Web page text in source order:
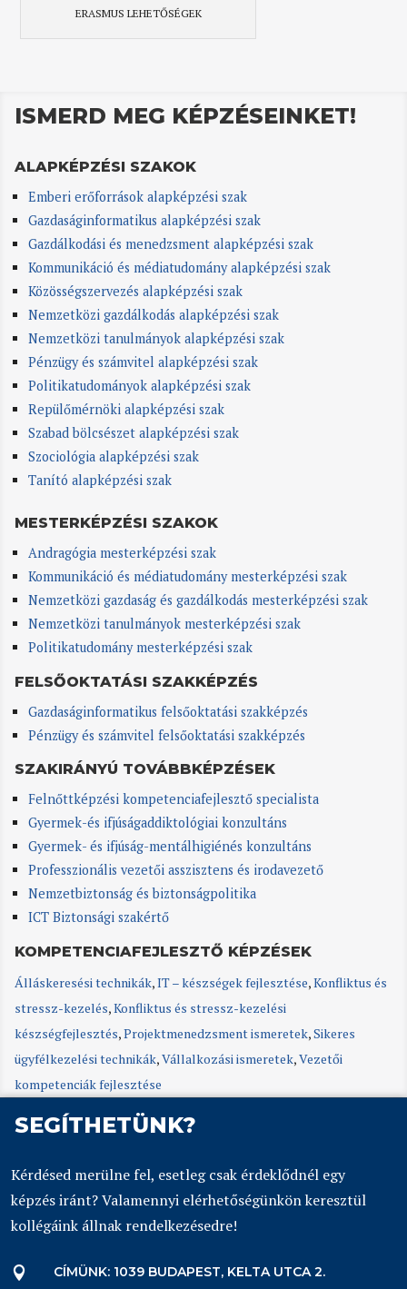
ERASMUS LEHETŐSÉGEK
ISMERD MEG KÉPZÉSEINKET!
ALAPKÉPZÉSI SZAKOK
Emberi erőforrások alapképzési szak
Gazdaságinformatikus alapképzési szak
Gazdálkodási és menedzsment alapképzési szak
Kommunikáció és médiatudomány alapképzési szak
Közösségszervezés alapképzési szak
Nemzetközi gazdálkodás alapképzési szak
Nemzetközi tanulmányok alapképzési szak
Pénzügy és számvitel alapképzési szak
Politikatudományok alapképzési szak
Repülőmérnöki alapképzési szak
Szabad bölcsészet alapképzési szak
Szociológia alapképzési szak
Tanító alapképzési szak
MESTERKÉPZÉSI SZAKOK
Andragógia mesterképzési szak
Kommunikáció és médiatudomány mesterképzési szak
Nemzetközi gazdaság és gazdálkodás mesterképzési szak
Nemzetközi tanulmányok mesterképzési szak
Politikatudomány mesterképzési szak
FELSŐOKTATÁSI SZAKKÉPZÉS
Gazdaságinformatikus felsőoktatási szakképzés
Pénzügy és számvitel felsőoktatási szakképzés
SZAKIRÁNYÚ TOVÁBBKÉPZÉSEK
Felnőttképzési kompetenciafejlesztő specialista
Gyermek-és ifjúságaddiktológiai konzultáns
Gyermek- és ifjúság-mentálhigiénés konzultáns
Professzionális vezetői asszisztens és irodavezető
Nemzetbiztonság és biztonságpolitika
ICT Biztonsági szakértő
KOMPETENCIAFEJLESZTŐ KÉPZÉSEK
Álláskeresési technikák,IT – készségek fejlesztése,Konfliktus és
stressz-kezelés,Konfliktus és stressz-kezelési
készségfejlesztés,Projektmenedzsment ismeretek,Sikeres
ügyfélkezelési technikák,Vállalkozási ismeretek,Vezetői
kompetenciák fejlesztése
SEGÍTHETÜNK?
Kérdésed merülne fel, esetleg csak érdeklődnél egy
képzés iránt? Valamennyi elérhetőségünkön keresztül
kollégáink állnak rendelkezésedre!
 CÍMÜNK: 1039 BUDAPEST, KELTA UTCA 2.